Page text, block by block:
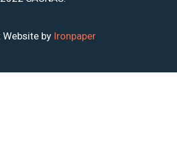
by Ironpaper